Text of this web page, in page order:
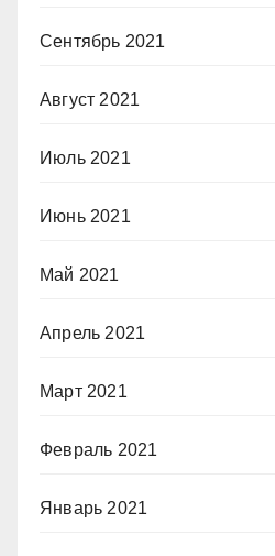
Сентябрь 2021
Август 2021
Июль 2021
Июнь 2021
Май 2021
Апрель 2021
Март 2021
Февраль 2021
Январь 2021